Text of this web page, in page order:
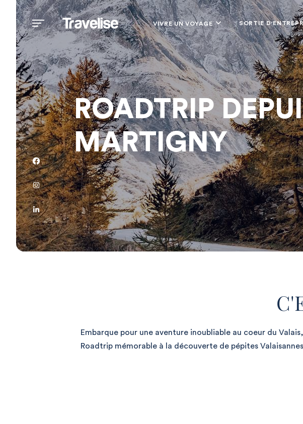
VIVRE UN VOYAGE SORTIE
ROADTRIP
MARTIGNY
Embarque pour une aventure inoubliable au coeur du
Roadtrip mémorable à la découverte de pépites